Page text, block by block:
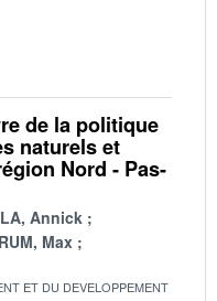
de la politique
naturels et
Nord - Pas-
Annick
Max
ET DU DEVELOPPEMENT